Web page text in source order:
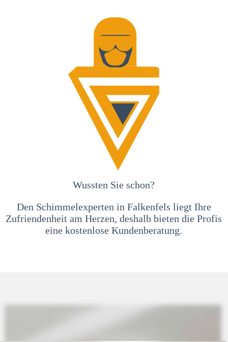
Wussten Sie schon?
Den Schimmelexperten in Falkenfels liegt Ihre
Zufriendenheit am Herzen, deshalb bieten die Profis
eine kostenlose Kundenberatung.